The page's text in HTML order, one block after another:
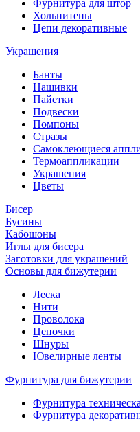
Фурнитура для штор
Хольнитены
Цепи декоративные
Украшения
Банты
Нашивки
Пайетки
Подвески
Помпоны
Стразы
Самоклеющиеся
Термоаппликации
Украшения
Цветы
Бисер
Бусины
Кабошоны
Иглы для бисера
Заготовки для украшений
Основы для бижутерии
Леска
Нити
Проволока
Цепочки
Шнуры
Ювелирные ленты
Фурнитура для бижутерии
Фурнитура
Фурнитура